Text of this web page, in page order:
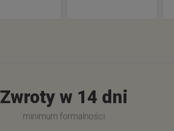
Zwroty w 14 dni
minimum formalności